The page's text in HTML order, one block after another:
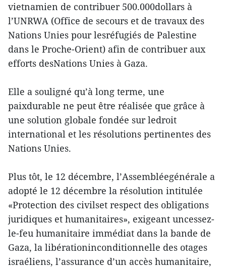
vietnamien de contribuer 500.000dollars à
l’UNRWA (Office de secours et de travaux des
Nations Unies pour lesréfugiés de Palestine
dans le Proche-Orient) afin de contribuer aux
efforts desNations Unies à Gaza.
Elle a souligné qu’à long terme, une
paixdurable ne peut être réalisée que grâce à
une solution globale fondée sur ledroit
international et les résolutions pertinentes des
Nations Unies.
Plus tôt, le 12 décembre, l’Assembléegénérale a
adopté le 12 décembre la résolution intitulée
«Protection des civilset respect des obligations
juridiques et humanitaires», exigeant uncessez-
le-feu humanitaire immédiat dans la bande de
Gaza, la libérationinconditionnelle des otages
israéliens, l’assurance d’un accès humanitaire,